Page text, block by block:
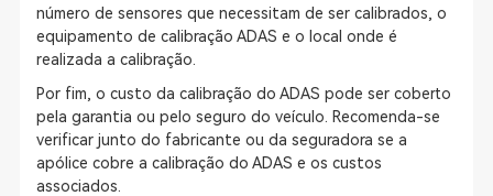
número de sensores que necessitam de ser calibrados, o
equipamento de calibração ADAS e o local onde é
realizada a calibração.
Por fim, o custo da calibração do ADAS pode ser coberto
pela garantia ou pelo seguro do veículo. Recomenda-se
verificar junto do fabricante ou da seguradora se a
apólice cobre a calibração do ADAS e os custos
associados.